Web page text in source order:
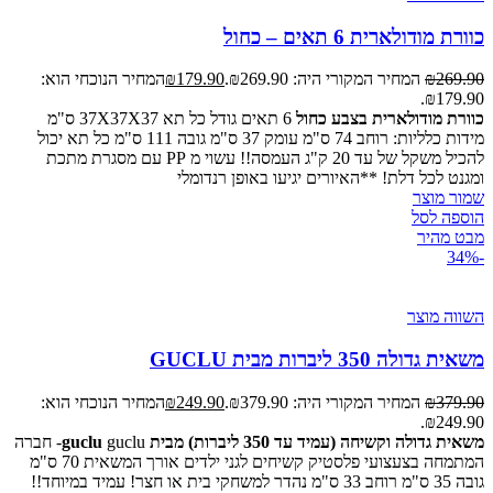
כוורת מודולארית 6 תאים – כחול
₪269.90 המחיר המקורי היה: ₪269.90. ₪179.90
המחיר הנוכחי הוא:
₪179.90.
כוורת מודולארית בצבע כחול
6 תאים גודל כל תא 37X37X37 ס"מ
מידות כלליות: רוחב 74 ס"מ עומק 37 ס"מ גובה 111 ס"מ כל תא יכול
להכיל משקל של עד 20 ק"ג העמסה!! עשוי מ PP עם מסגרת מתכת
ומגנט לכל דלת! **האיורים יגיעו באופן רנדומלי
שמור מוצר
הוספה לסל
מבט מהיר
-34%
השווה מוצר
משאית גדולה 350 ליברות מבית GUCLU
₪379.90 המחיר המקורי היה: ₪379.90. ₪249.90
המחיר הנוכחי הוא:
₪249.90.
משאית גדולה וקשיחה (עמיד עד 350 ליברות) מבית guclu
guclu- חברה
המתמחה בצעצועי פלסטיק קשיחים לגני ילדים אורך המשאית 70 ס"מ
גובה 35 ס"מ רוחב 33 ס"מ נהדר למשחקי בית או חצר! עמיד במיוחד!!